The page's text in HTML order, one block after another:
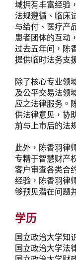
域拥有丰富经验
法规遵循、临床
与给付、医疗产
患者团体的互动
过去五年间，陈
提供临时法务支
除了核心专业领
及公平交易法领
应之法律服务。
供法律意见，协
前与上市后的法
此外，陈香羽律
专精于智慧财产
客户审查各类合
经验，陈香羽律
够预见潜在问题
学历
国立政治大学知
国立政治大学法